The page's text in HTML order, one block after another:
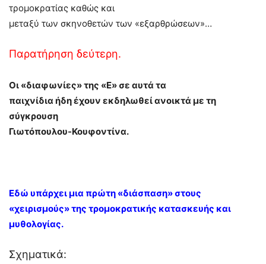
τρομοκρατίας καθώς και
μεταξύ των σκηνοθετών των «εξαρθρώσεων»…
Παρατήρηση δεύτερη.
Οι «διαφωνίες» της «Ε» σε αυτά τα
παιχνίδια ήδη έχουν εκδηλωθεί ανοικτά με τη
σύγκρουση
Γιωτόπουλου-Κουφοντίνα.
Εδώ υπάρχει μια πρώτη «διάσπαση» στους
«χειρισμούς» της τρομοκρατικής κατασκευής και
μυθολογίας.
Σχηματικά: